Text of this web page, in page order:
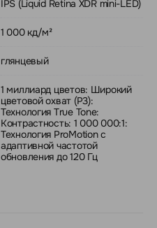
IPS (Liquid Retina XDR mini-LED)
1 000 кд/м²
глянцевый
1 миллиард цветов: Широкий
цветовой охват (P3):
Технология True Tone:
Контрастность: 1 000 000:1:
Технология ProMotion с
адаптивной частотой
обновления до 120 Гц